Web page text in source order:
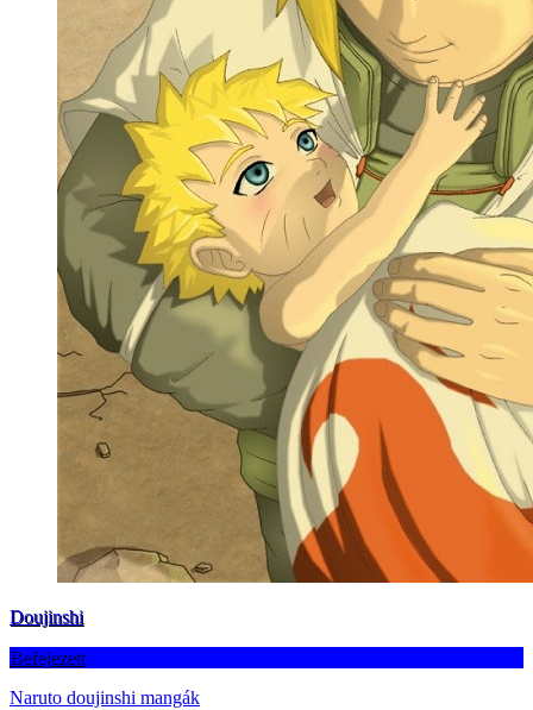
Doujinshi
Befejezett
Naruto doujinshi mangák